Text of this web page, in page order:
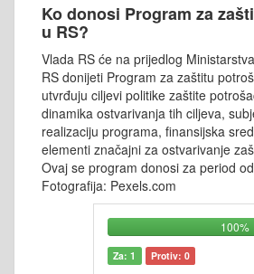
Ko donosi Program za
u RS?
Vlada RS će na prijedlog
RS donijeti Program za zaštitu
utvrđuju ciljevi politike zaštite
dinamika ostvarivanja tih ciljeva,
realizaciju programa, finansijska
elementi značajni za ostvarivanje
Ovaj se program donosi za period
Fotografija: Pexels.com
100%
Za: 1 Protiv: 0